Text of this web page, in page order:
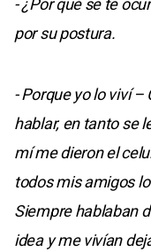
- ¿Por qué se te
por su postura.
- Porque yo lo viví
hablar, en tanto se
mí me dieron el
todos mis amigos
Siempre hablaban
idea y me vivían